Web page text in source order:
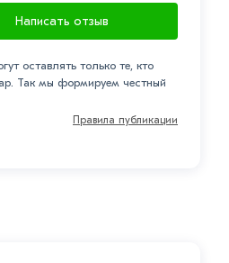
Написать отзыв
оставлять только те, кто
Так мы формируем честный
Правила публикации